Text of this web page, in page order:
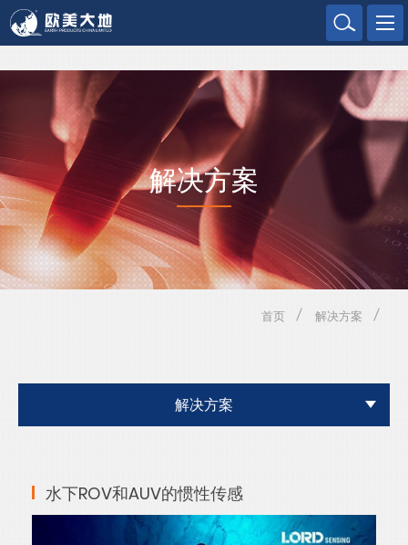
欧美大地
解决方案
首页 解决方案
解决方案
水下ROV和AUV的惯性传感